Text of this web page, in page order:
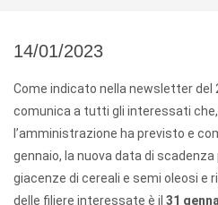
14/01/2023
Come indicato nella newsletter del
comunica a tutti gli interessati
l’amministrazione ha previsto e
gennaio, la nuova data di
giacenze di cereali e semi oleosi e
delle filiere interessate è il 31